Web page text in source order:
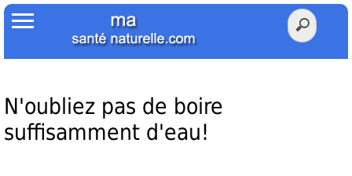
Accueil
Votre Santé
Poids Santé
Herbier
N'oubliez pas de boire
suffisamment d'eau!